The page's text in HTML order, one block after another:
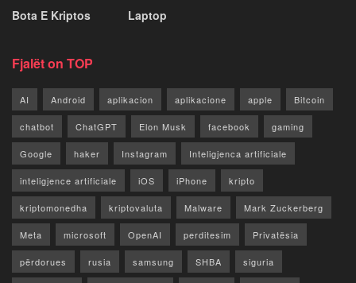
Bota E Kriptos
Laptop
Fjalët on TOP
AI Android aplikacion aplikacione apple Bitcoin
chatbot ChatGPT Elon Musk facebook gaming
Google haker Instagram Inteligjenca artificiale
inteligjence artificiale iOS iPhone kripto
kriptomonedha kriptovaluta Malware Mark Zuckerberg
Meta microsoft OpenAI perditesim Privatësia
përdorues rusia samsung SHBA siguria